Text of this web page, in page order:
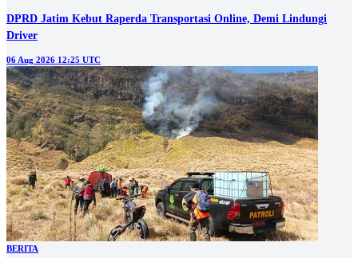
DPRD Jatim Kebut Raperda Transportasi Online, Demi Lindungi
Driver
06 Aug 2026 12:25 UTC
BERITA